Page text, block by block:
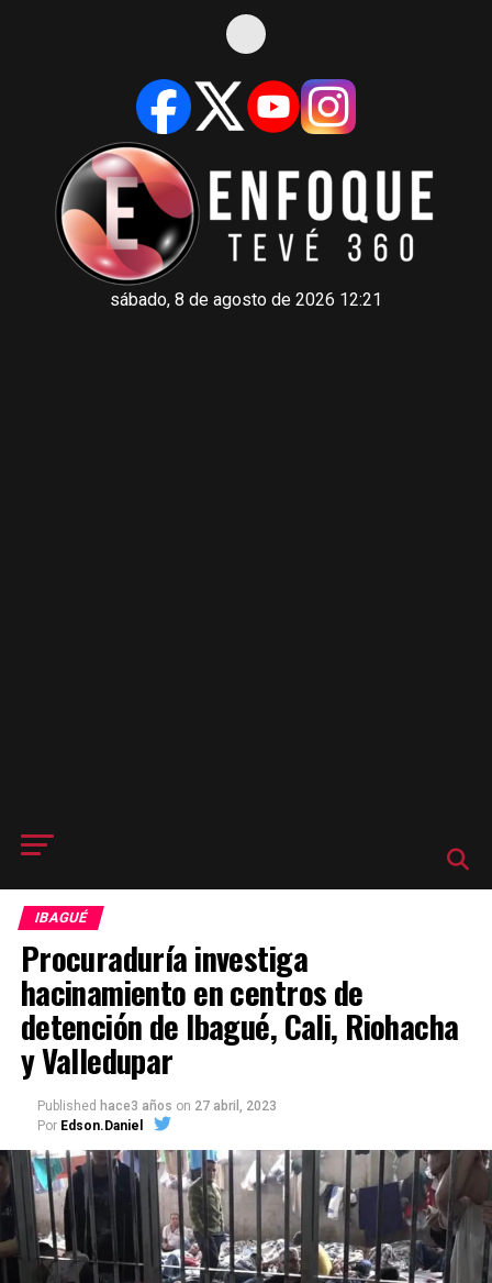
sábado, 8 de agosto de 2026 12:21
IBAGUÉ
Procuraduría investiga
hacinamiento en centros de
detención de Ibagué, Cali, Riohacha
y Valledupar
Published hace3 años on 27 abril, 2023
Por Edson.Daniel